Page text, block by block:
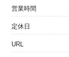
営業時間
定休日
URL